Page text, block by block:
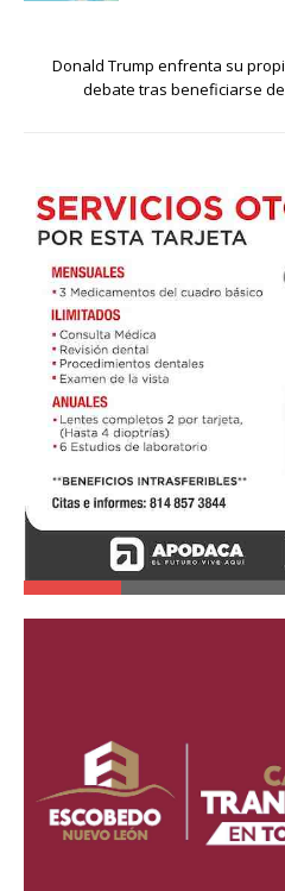
Donald Trump enfrenta su
debate tras beneficiarse de